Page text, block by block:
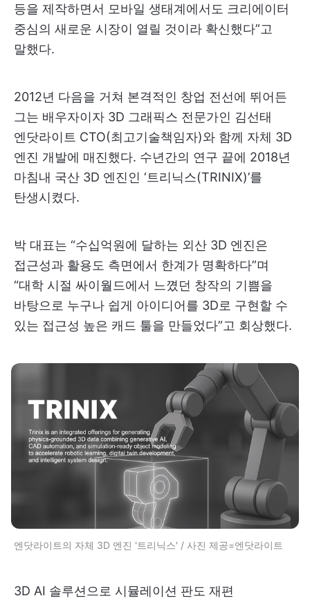
등을 제작하면서 모바일 생태계에서도 크리에이터
중심의 새로운 시장이 열릴 것이라 확신했다”고
말했다.
2012년 다음을 거쳐 본격적인 창업 전선에 뛰어든
그는 배우자이자 3D 그래픽스 전문가인 김선태
엔닷라이트 CTO(최고기술책임자)와 함께 자체 3D
엔진 개발에 매진했다. 수년간의 연구 끝에 2018년
마침내 국산 3D 엔진인 ‘트리닉스(TRINIX)’를
탄생시켰다.
박 대표는 “수십억원에 달하는 외산 3D 엔진은
접근성과 활용도 측면에서 한계가 명확하다”며
“대학 시절 싸이월드에서 느꼈던 창작의 기쁨을
바탕으로 누구나 쉽게 아이디어를 3D로 구현할 수
있는 접근성 높은 캐드 툴을 만들었다”고 회상했다.
엔닷라이트의 자체 3D 엔진 '트리닉스' / 사진 제공=엔닷라이트
3D AI 솔루션으로 시뮬레이션 판도 재편